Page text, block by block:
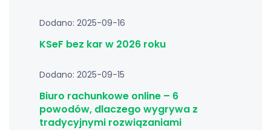
Dodano: 2025-09-16
KSeF bez kar w 2026 roku
Dodano: 2025-09-15
Biuro rachunkowe online – 6
powodów, dlaczego wygrywa z
tradycyjnymi rozwiązaniami